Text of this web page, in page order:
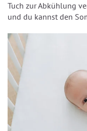
Tuch zur Abkühlung
und du kannst den